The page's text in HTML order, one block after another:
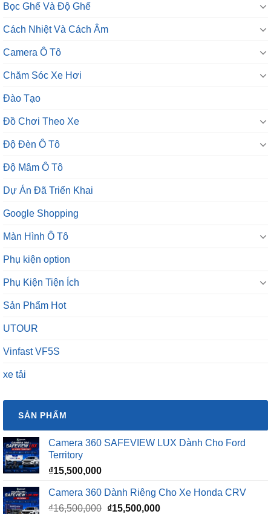
Bọc Ghế Và Độ Ghế
Cách Nhiệt Và Cách Âm
Camera Ô Tô
Chăm Sóc Xe Hơi
Đào Tạo
Đồ Chơi Theo Xe
Độ Đèn Ô Tô
Độ Mâm Ô Tô
Dự Án Đã Triển Khai
Google Shopping
Màn Hình Ô Tô
Phụ kiện option
Phụ Kiện Tiện Ích
Sản Phẩm Hot
UTOUR
Vinfast VF5S
xe tải
SẢN PHẨM
Camera 360 SAFEVIEW LUX Dành Cho Ford
Territory
₫15,500,000
Camera 360 Dành Riêng Cho Xe Honda CRV
₫16,500,000 Giá
₫15,500,000Giá